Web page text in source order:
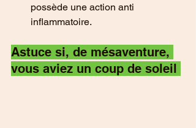
possède une action anti
inflammatoire.
Astuce si, de mésaventure,
vous aviez un coup de soleil